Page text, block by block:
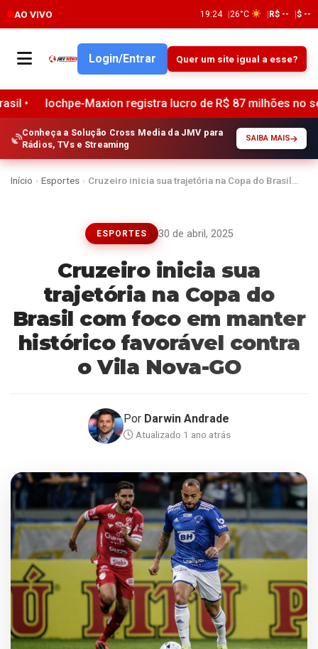
AO VIVO 19:24 26°C R$ -- $ --
Login/Entrar Quer um site igual a esse?
Maxion registra lucro de R$ 87 milhões no segundo
Conheça a Solução Cross Media da JMV para
Rádios, TVs e Streaming
SAIBA MAIS
Início › Esportes › Cruzeiro inicia sua trajetória na Copa do Brasil…
ESPORTES 30 de abril, 2025
Cruzeiro inicia sua
trajetória na Copa do
Brasil com foco em manter
histórico favorável contra
o Vila Nova-GO
Por Darwin Andrade
Atualizado 1 ano atrás